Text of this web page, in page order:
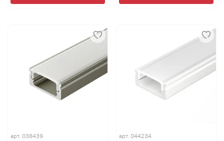
арт. 038439 арт. 044234